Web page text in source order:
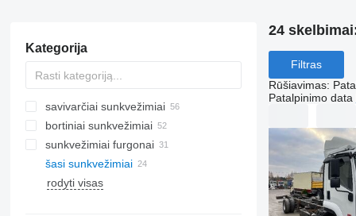
Kategorija
savivarčiai sunkvežimiai
bortiniai sunkvežimiai
sunkvežimiai furgonai
šasi sunkvežimiai
rodyti visas
24
Filtras
Rūšiavimas:
Patalpinimo data